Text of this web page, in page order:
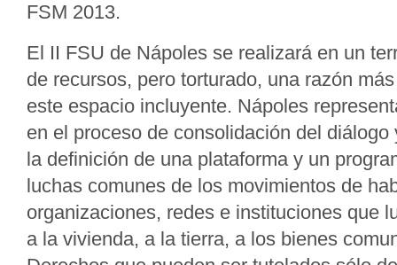
FSM 2013.
El II FSU de Nápoles se realizará en un
de recursos, pero torturado, una razón
este espacio incluyente. Nápoles
en el proceso de consolidación del
la definición de una plataforma y un
luchas comunes de los movimientos de
organizaciones, redes e instituciones que
a la vivienda, a la tierra, a los bienes